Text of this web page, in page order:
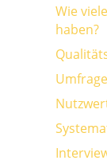
Wie
haben?